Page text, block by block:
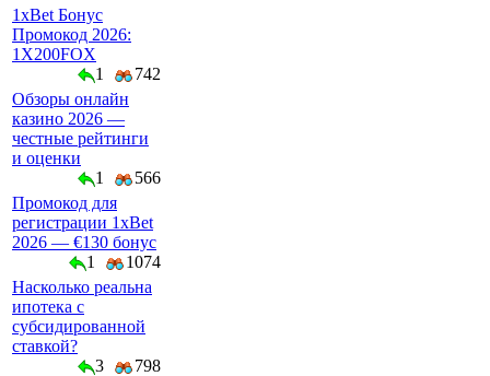
1xBet Бонус
Промокод 2026:
1X200FOX
1
742
Обзоры онлайн
казино 2026 —
честные рейтинги
и оценки
1
566
Промокод для
регистрации 1xBet
2026 — €130 бонус
1
1074
Насколько реальна
ипотека с
субсидированной
ставкой?
3
798